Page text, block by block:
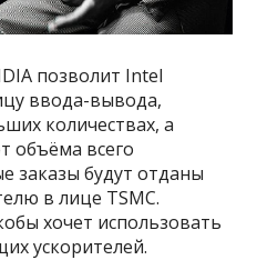
позволит Intel
ввода-вывода,
количествах, а
объёма всего
заказы будут отданы
в лице TSMC.
хочет использовать
ускорителей.